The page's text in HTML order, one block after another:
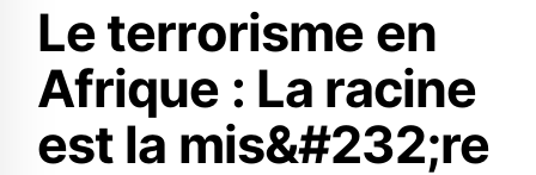
Le terrorisme en
Afrique : La racine
est la mis&#232;re